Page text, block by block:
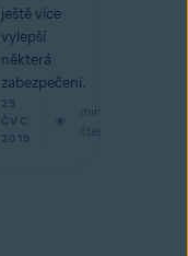
ještě více
vylepší
některá
zabezpečení.
25
ČVC
2019
min
čtení